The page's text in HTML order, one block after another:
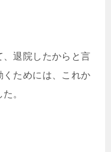
退院したからと言
くためには、これか
。